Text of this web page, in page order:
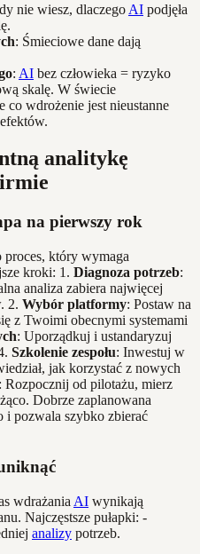
nie wiesz, dlaczego AI podjęła
: Śmieciowe dane dają
: AI bez człowieka = ryzyko
skalę. W świecie
co wdrożenie jest nieustanne
analitykę
na pierwszy rok
proces, który wymaga
kroki: 1. Diagnoza potrzeb:
analiza zabiera najwięcej
2. Wybór platformy: Postaw na
z Twoimi obecnymi systemami
: Uporządkuj i ustandaryzuj
Szkolenie zespołu: Inwestuj w
jak korzystać z nowych
: Rozpocznij od pilotażu, mierz
Dobrze zaplanowana
i pozwala szybko zbierać
wdrażania AI wynikają
Najczęstsze pułapki: -
analizy potrzeb.